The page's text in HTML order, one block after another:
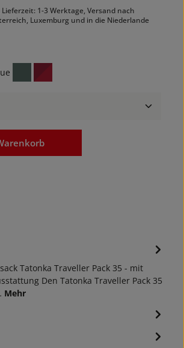
1-3 Werktage, Versand nach
Luxemburg und in die Niederlande
sage greentango red
Gib den gewünschten Wert ein
Tatonka Traveller Pack 35 - mit
Den Tatonka Traveller Pack 35
Mehr